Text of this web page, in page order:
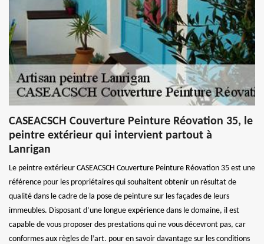
CASEACSCH Couverture Peinture Réovation 35, le
peintre extérieur qui intervient partout à
Lanrigan
Le peintre extérieur CASEACSCH Couverture Peinture Réovation 35 est une
référence pour les propriétaires qui souhaitent obtenir un résultat de
qualité dans le cadre de la pose de peinture sur les façades de leurs
immeubles. Disposant d’une longue expérience dans le domaine, il est
capable de vous proposer des prestations qui ne vous décevront pas, car
conformes aux règles de l’art. pour en savoir davantage sur les conditions